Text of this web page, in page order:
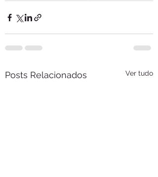
Posts Relacionados Ver tudo